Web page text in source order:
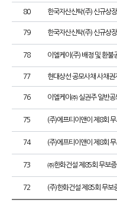
80 한국자산신탁(주) 신규상
79 한국자산신탁(주) 신규상
78 이엘케이(주) 배정 및 환불
77 현대상선 공모사채 사채권
76 이엘케이㈜ 실권주 일반공
75 (주)에프티이앤이 제8회
74 (주)에프티이앤이 제8회
73 ㈜한화건설 제85회 무보
72 (주)한화건설 제85회 무보